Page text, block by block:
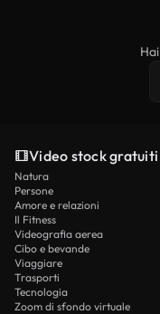
Video stock gratuiti
Natura
Persone
Amore e relazioni
Il Fitness
Videografia aerea
Cibo e bevande
Viaggiare
Trasporti
Tecnologia
Zoom di sfondo virtuale